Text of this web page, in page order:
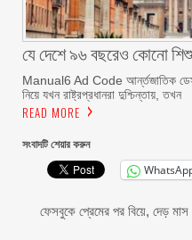
যে দেশে ৯৬ বছরেও কোনো
Manual6 Ad Code আর্ন্তজাতিক ডেস্ক:
নিয়ে যখন রাষ্ট্রপ্রধানরা দুশ্চিন্তায়, তখন
READ MORE
সংবাদটি শেয়ার করুন
ফেসবুকে প্রেমের পর বিয়ে, দেড়